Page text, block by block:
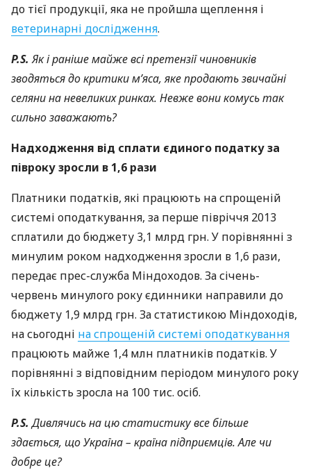
до тієї продукції, яка не пройшла щеплення і
ветеринарні дослідження.
P.S. Як і раніше майже всі претензії чиновників
зводяться до критики м’яса, яке продають звичайні
селяни на невеликих ринках. Невже вони комусь так
сильно заважають?
Надходження від сплати єдиного податку за
півроку зросли в 1,6 рази
Платники податків, які працюють на спрощеній
системі оподаткування, за перше півріччя 2013
сплатили до бюджету 3,1 млрд грн. У порівнянні з
минулим роком надходження зросли в 1,6 рази,
передає прес-служба Міндоходов. За січень-
червень минулого року єдинники направили до
бюджету 1,9 млрд грн. За статистикою Міндоходів,
на сьогодні на спрощеній системі оподаткування
працюють майже 1,4 млн платників податків. У
порівнянні з відповідним періодом минулого року
їх кількість зросла на 100 тис. осіб.
P.S. Дивлячись на цю статистику все більше
здається, що Україна – країна підприємців. Але чи
добре це?